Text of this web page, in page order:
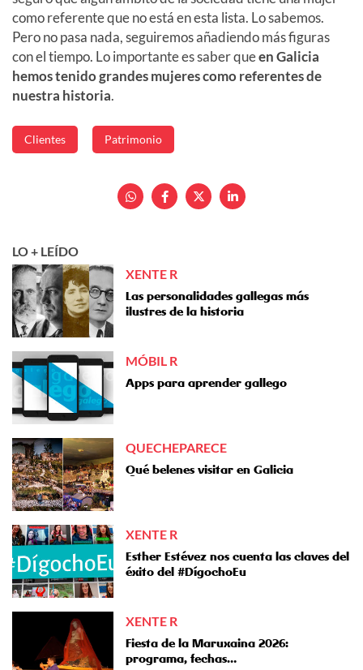
como referente que no está en esta lista. Lo sabemos.
Pero no pasa nada, seguiremos añadiendo más figuras
con el tiempo. Lo importante es saber queen Galicia
hemos tenido grandes mujeres como referentes de
nuestra historia.
Clientes Patrimonio
LO + LEÍDO
XENTE R
Las personalidades gallegas más
ilustres de la historia
MÓBIL R
Apps para aprender gallego
QUECHEPARECE
Qué belenes visitar en Galicia
XENTE R
Esther Estévez nos cuenta las claves del
éxito del #DígochoEu
XENTE R
Fiesta de la Maruxaina 2026:
programa, fechas…